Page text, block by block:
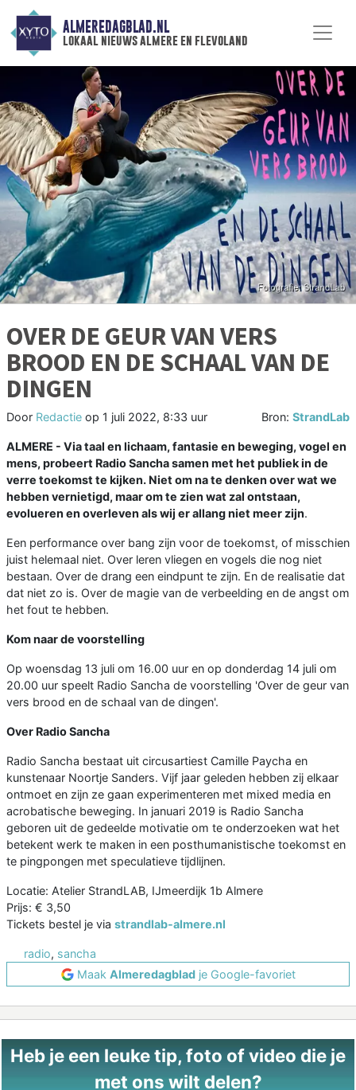
ALMEREDAGBLAD.NL
lokaal nieuws almere en flevoland
OVER DE GEUR VAN VERS
BROOD EN DE SCHAAL VAN DE
DINGEN
Door Redactie op 1 juli 2022, 8:33 uur Bron: StrandLab
ALMERE - Via taal en lichaam, fantasie en beweging, vogel en
mens, probeert Radio Sancha samen met het publiek in de
verre toekomst te kijken. Niet om na te denken over wat we
hebben vernietigd, maar om te zien wat zal ontstaan,
evolueren en overleven als wij er allang niet meer zijn.
Een performance over bang zijn voor de toekomst, of misschien
juist helemaal niet. Over leren vliegen en vogels die nog niet
bestaan. Over de drang een eindpunt te zijn. En de realisatie dat
dat niet zo is. Over de magie van de verbeelding en de angst om
het fout te hebben.
Kom naar de voorstelling
Op woensdag 13 juli om 16.00 uur en op donderdag 14 juli om
20.00 uur speelt Radio Sancha de voorstelling 'Over de geur van
vers brood en de schaal van de dingen'.
Over Radio Sancha
Radio Sancha bestaat uit circusartiest Camille Paycha en
kunstenaar Noortje Sanders. Vijf jaar geleden hebben zij elkaar
ontmoet en zijn ze gaan experimenteren met mixed media en
acrobatische beweging. In januari 2019 is Radio Sancha
geboren uit de gedeelde motivatie om te onderzoeken wat het
betekent werk te maken in een posthumanistische toekomst en
te pingpongen met speculatieve tijdlijnen.
Locatie: Atelier StrandLAB, IJmeerdijk 1b Almere
Prijs: € 3,50
Tickets bestel je via strandlab-almere.nl
radio, sancha
Maak Almeredagbladje Google-favoriet
Heb je een leuke tip, foto of video die je
met ons wilt delen?